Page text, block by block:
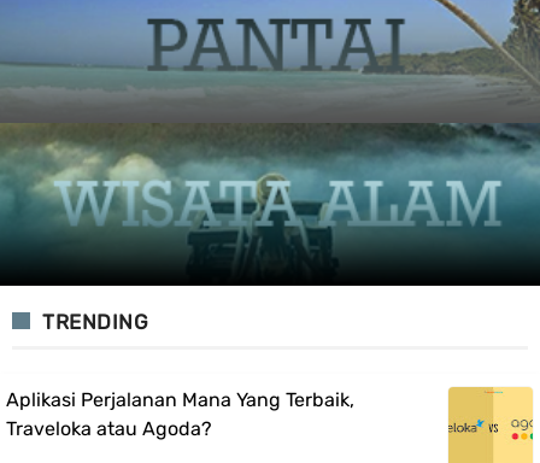
TRENDING
Aplikasi Perjalanan Mana Yang Terbaik,
Traveloka atau Agoda?